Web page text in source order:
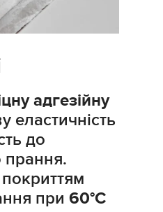
адгезійну
еластичність
до
прання.
при 60°C